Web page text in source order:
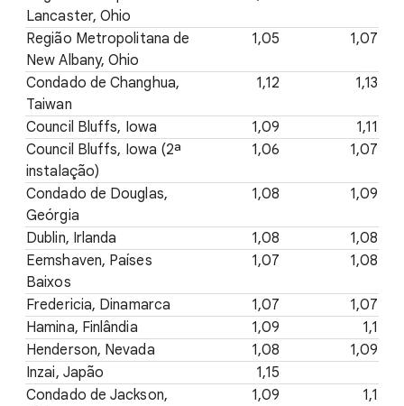
Lancaster, Ohio
Região Metropolitana de
New Albany, Ohio
1,05 1,07
Condado de Changhua,
Taiwan
1,12 1,13
Council Bluffs, Iowa 1,09
1,11
Council Bluffs, Iowa (2ª
instalação)
1,06 1,07
Condado de Douglas,
Geórgia
1,08 1,09
Dublin, Irlanda 1,08
1,08
Eemshaven, Países
Baixos
1,07 1,08
Fredericia, Dinamarca 1,07
1,07
Hamina, Finlândia
1,09
1,1
Henderson, Nevada
1,08
1,09
Inzai, Japão
1,15
Condado de Jackson,
1,09 1,1